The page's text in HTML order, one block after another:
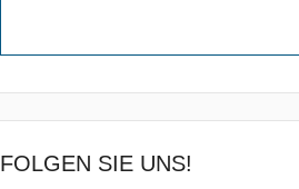
FOLGEN SIE UNS!